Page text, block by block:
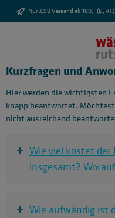
Zum Hauptinhalt springen
Nur 3,90 Versand ab 100,- (D, AT)
Kurzfragen und
Hier werden die wichtigsten
knapp beantwortet.
nicht ausreichend
+ Wie viel kostet der
insgesamt?
+ Wie aufwändig ist